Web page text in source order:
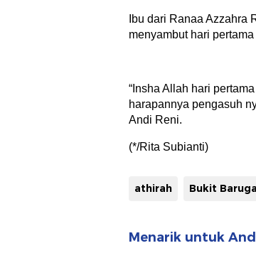
Ibu dari Ranaa
menyambut hari
“Insha Allah hari
harapannya pengasuh
Andi Reni.
(*/Rita Subianti)
athirah Bukit Baruga
Menarik untuk